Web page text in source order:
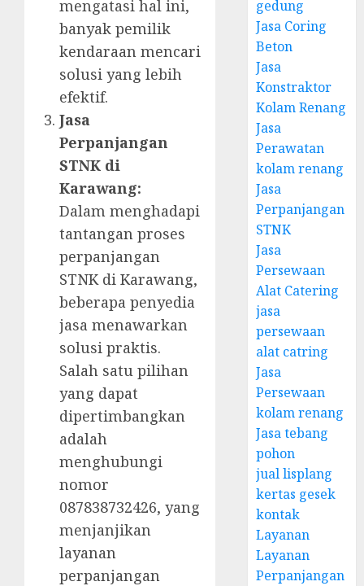
mengatasi hal ini,
banyak pemilik
kendaraan mencari
solusi yang lebih
efektif.
Jasa
Perpanjangan
STNK di
Karawang:
Dalam menghadapi
tantangan proses
perpanjangan
STNK di Karawang,
beberapa penyedia
jasa menawarkan
solusi praktis.
Salah satu pilihan
yang dapat
dipertimbangkan
adalah
menghubungi
nomor
087838732426, yang
menjanjikan
layanan
perpanjangan
gedung
Jasa Coring
Beton
Jasa
Konstraktor
Kolam Renang
Jasa
Perawatan
kolam renang
Jasa
Perpanjangan
STNK
Jasa
Persewaan
Alat Catering
jasa
persewaan
alat catring
Jasa
Persewaan
kolam renang
Jasa tebang
pohon
jual lisplang
kertas gesek
kontak
Layanan
Layanan
Perpanjangan